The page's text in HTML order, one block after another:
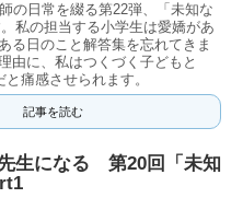
の日常を綴る第22弾、「未知な
私の担当する小学生は愛嬌があ
る日のこと解答集を忘れてきま
由に、私はつくづく子どもと
と痛感させられます。
記事を読む
生になる 第20回「未知